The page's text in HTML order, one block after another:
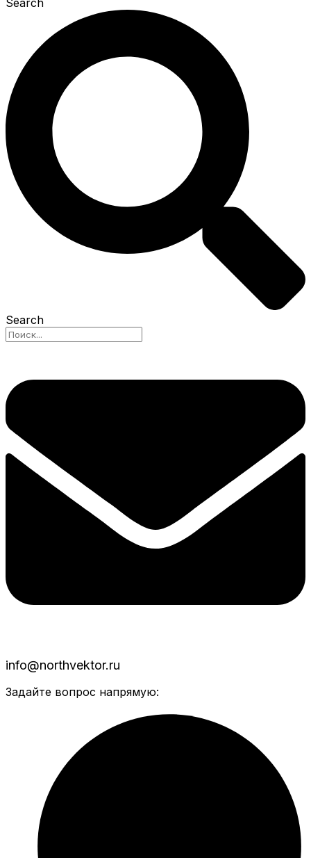
Search
Search
info@northvektor.ru
Задайте вопрос напрямую: